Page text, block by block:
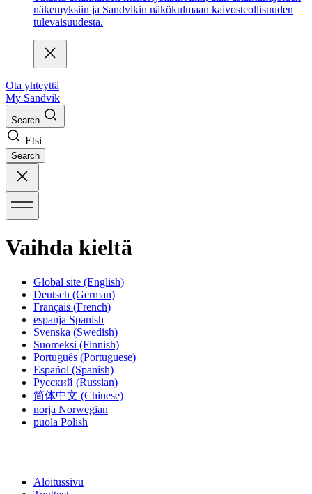
näkemyksiin ja Sandvikin näkökulmaan kaivosteollisuuden
tulevaisuudesta.
Ota yhteyttä
My Sandvik
Search
Etsi
Search
Vaihda kieltä
Global site (English)
Deutsch (German)
Français (French)
espanja Spanish
Svenska (Swedish)
Suomeksi (Finnish)
Português (Portuguese)
Español (Spanish)
Русский (Russian)
简体中文 (Chinese)
norja Norwegian
puola Polish
Aloitussivu